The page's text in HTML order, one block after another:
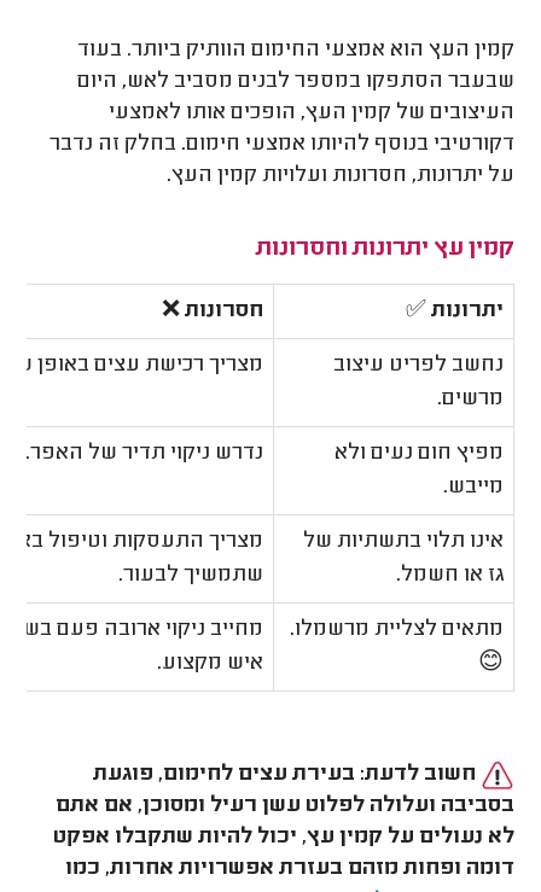
קמין העץ הוא אמצעי החימום הוותיק ביותר. בעוד
שבעבר הסתפקו במספר לבנים מסביב לאש, היום
העיצובים של קמין העץ, הופכים אותו לאמצעי
דקורטיבי בנוסף להיותו אמצעי חימום. בחלק זה נדבר
על יתרונות, חסרונות ועלויות קמין העץ.
קמין עץ יתרונות וחסרונות
יתרונות ✅ חסרונות❌
נחשב לפריט עיצוב
מרשים.
מצריך רכישת עצים באופן
מפיץ חום נעים ולא
מייבש.
נדרש ניקוי תדיר של האפר.
אינו תלוי בתשתיות של
גז או חשמל.
מצריך התעסקות וטיפול
שתמשיך לבעור.
מתאים לצליית מרשמלו.
😊
מחייב ניקוי ארובה פעם
איש מקצוע.
חשוב לדעת: בעירת עצים לחימום, פוגעת
בסביבה ועלולה לפלוט עשן רעיל ומסוכן, אם אתם
לא נעולים על קמין עץ, יכול להיות שתקבלו אפקט
דומה ופחות מזהם בעזרת אפשרויות אחרות, כמו